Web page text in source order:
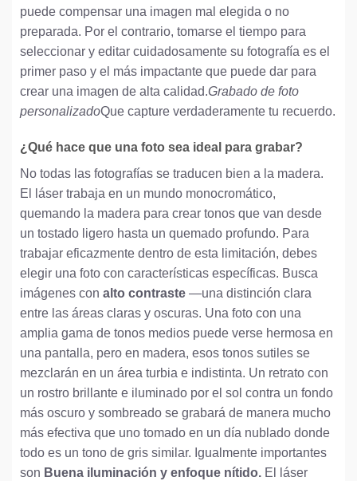
puede compensar una imagen mal elegida o no
preparada. Por el contrario, tomarse el tiempo para
seleccionar y editar cuidadosamente su fotografía es el
primer paso y el más impactante que puede dar para
crear una imagen de alta calidad.Grabado de foto
personalizadoQue capture verdaderamente tu recuerdo.
¿Qué hace que una foto sea ideal para grabar?
No todas las fotografías se traducen bien a la madera.
El láser trabaja en un mundo monocromático,
quemando la madera para crear tonos que van desde
un tostado ligero hasta un quemado profundo. Para
trabajar eficazmente dentro de esta limitación, debes
elegir una foto con características específicas. Busca
imágenes con alto contraste —una distinción clara
entre las áreas claras y oscuras. Una foto con una
amplia gama de tonos medios puede verse hermosa en
una pantalla, pero en madera, esos tonos sutiles se
mezclarán en un área turbia e indistinta. Un retrato con
un rostro brillante e iluminado por el sol contra un fondo
más oscuro y sombreado se grabará de manera mucho
más efectiva que uno tomado en un día nublado donde
todo es un tono de gris similar. Igualmente importantes
son Buena iluminación y enfoque nítido. El láser